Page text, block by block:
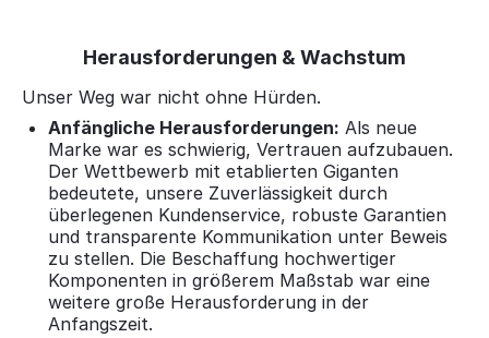
Herausforderungen & Wachstum
Unser Weg war nicht ohne Hürden.
Anfängliche Herausforderungen: Als neue
Marke war es schwierig, Vertrauen aufzubauen.
Der Wettbewerb mit etablierten Giganten
bedeutete, unsere Zuverlässigkeit durch
überlegenen Kundenservice, robuste Garantien
und transparente Kommunikation unter Beweis
zu stellen. Die Beschaffung hochwertiger
Komponenten in größerem Maßstab war eine
weitere große Herausforderung in der
Anfangszeit.